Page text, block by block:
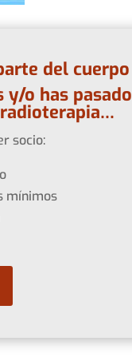
del cuerpo
o has pasado
socio:
mínimos